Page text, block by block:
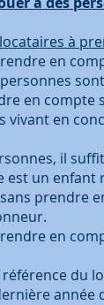
à
en
en compte
vivant en
il
est un enfant
prendre
en
du